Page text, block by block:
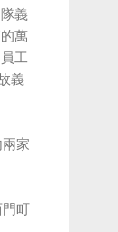
義
萬
工
義
家
町